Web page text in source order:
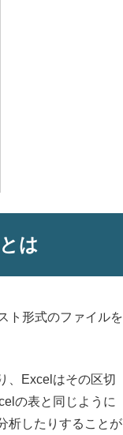
は
ト形式のファイルを
、Excelはその区切
の表と同じように
析したりすることが